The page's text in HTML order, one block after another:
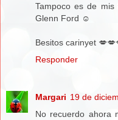
Tampoco es de
Glenn Ford ☺️
Besitos carinyet
Responder
Margari 19 de
No recuerdo ahora